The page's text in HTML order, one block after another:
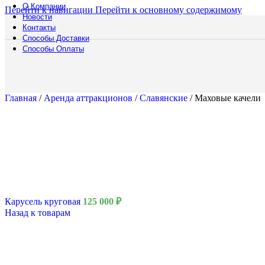
Перейти к навигации Перейти к основному содержимому
О Компании
Новости
Контакты
Способы Доставки
Способы Оплаты
Главная / Аренда аттракционов / Славянские / Маховые качели
Карусель круговая 125 000 ₽
Назад к товарам